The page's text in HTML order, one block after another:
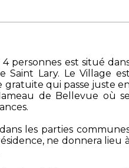
personnes est situé
Lary. Le Village
gratuite qui passe juste
de Bellevue où
les parties
ne donnera lieu